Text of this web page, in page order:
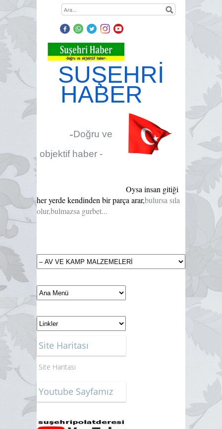
SUŞEHRİ
HABER
-Doğru ve
objektif haber -
Oysa insan gitiği
her yerde kendinden bir parça arar,bulursa sıla
olur,bulmazsa gurbet...
Site Haritası
Site Haritası
Youtube Sayfamız